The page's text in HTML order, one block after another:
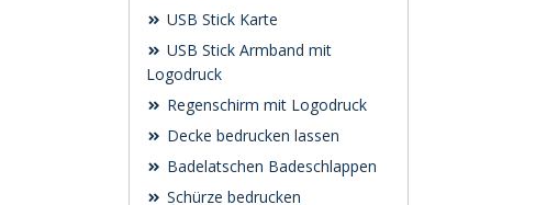
USB Stick Karte
USB Stick Armband mit
Logodruck
Regenschirm mit Logodruck
Decke bedrucken lassen
Badelatschen Badeschlappen
Schürze bedrucken